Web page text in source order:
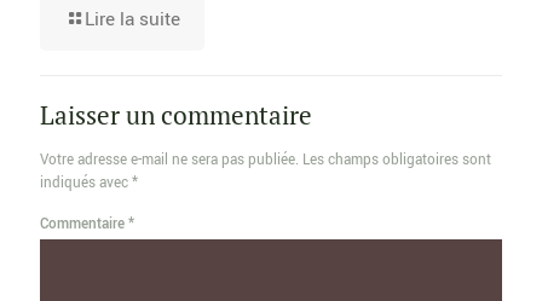
Lire la suite
Laisser un commentaire
Votre adresse e-mail ne sera pas publiée. Les champs obligatoires sont
indiqués avec*
Commentaire*